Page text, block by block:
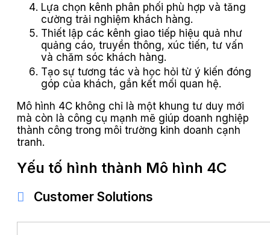
Lựa chọn kênh phân phối phù hợp và tăng
cường trải nghiệm khách hàng.
Thiết lập các kênh giao tiếp hiệu quả như
quảng cáo, truyền thông, xúc tiến, tư vấn
và chăm sóc khách hàng.
Tạo sự tương tác và học hỏi từ ý kiến đóng
góp của khách, gắn kết mối quan hệ.
Mô hình 4C không chỉ là một khung tư duy mới
mà còn là công cụ mạnh mẽ giúp doanh nghiệp
thành công trong môi trường kinh doanh cạnh
tranh.
Yếu tố hình thành Mô hình 4C
Customer Solutions